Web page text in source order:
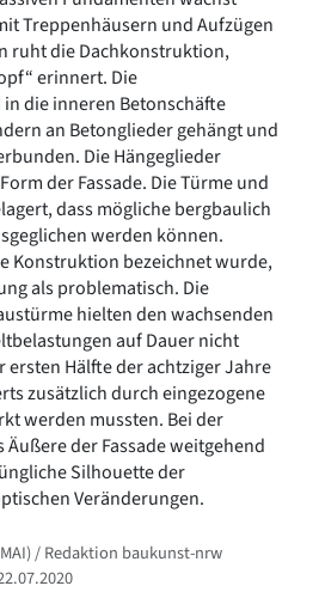
Treppenhäusern und Aufzügen
ruht die Dachkonstruktion,
erinnert. Die
die inneren Betonschäfte
an Betonglieder gehängt und
Die Hängeglieder
der Fassade. Die Türme und
dass mögliche bergbaulich
werden können.
Konstruktion bezeichnet wurde,
als problematisch. Die
hielten den wachsenden
auf Dauer nicht
ersten Hälfte der achtziger Jahre
zusätzlich durch eingezogene
werden mussten. Bei der
der Fassade weitgehend
Silhouette der
Veränderungen.
/ Redaktion baukunst-nrw